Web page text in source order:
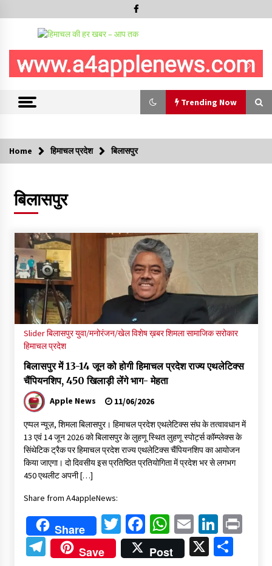
Trending Now
07/08/2026
6 साल में पीएम नरेंद्र मोदी के विदेश दौरों पर 557 करोड़ खर्च, सरकार ने
07/08/2026
रूपी भावा वन्यजीव अभयारण्य में फिर दिखा जंगलों का ‘खामोश पहरेदार’, दुर्लभ
06/08/2026
06/08/2026
नितिन गडकरी से मिले विक्रमादित्य सिंह, हिमाचल की सड़क परियोजनाओं को
मिली बड़ी सौगात
06/08/2026
आपदा के दौरान मीडिया संचार एवं सूचना प्रबंधन पर शिमला में एक दिवसीय
06/08/2026
नेता प्रतिपक्ष जयराम के आरोप निराधार, सबूत हैं तो सार्वजनिक करें: नरेश
Home हिमाचल प्रदेश बिलासपुर
बिलासपुर
Sliderबिलासपुरयुवा/मनोरंजन/खेलविशेष ख़बरशिमलासामाजिक सरोकार
हिमाचल प्रदेश
बिलासपुर में 13-14 जून को होगी हिमाचल प्रदेश राज्य एथलेटिक्स
चैंपियनशिप, 450 खिलाड़ी लेंगे भाग- मेहता
Apple News 11/06/2026
एप्पल न्यूज़, शिमला बिलासपुर। हिमाचल प्रदेश एथलेटिक्स संघ के तत्वावधान में
13 एवं 14 जून 2026 को बिलासपुर के लुहणू स्थित लुहणू स्पोर्ट्स कॉम्प्लेक्स के
सिंथेटिक ट्रैक पर हिमाचल प्रदेश राज्य एथलेटिक्स चैंपियनशिप का आयोजन
किया जाएगा। दो दिवसीय इस प्रतिष्ठित प्रतियोगिता में प्रदेश भर से लगभग
450 एथलीट अपनी […]
Share from A4appleNews:
Share Twitter
Facebook
WhatsApp
Email
Telegram
Save Post X